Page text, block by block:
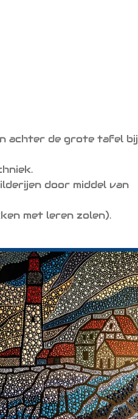
achter de grote tafel bij
door middel van
met leren zolen).